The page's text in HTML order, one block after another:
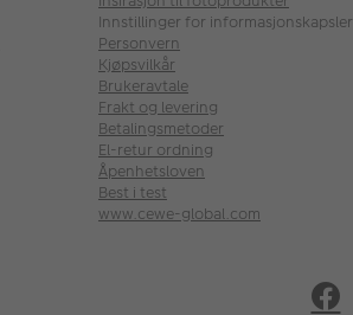
Innstillinger for informasjonskapsler
Personvern
Kjøpsvilkår
Brukeravtale
Frakt og levering
Betalingsmetoder
El-retur ordning
Åpenhetsloven
Best i test
www.cewe-global.com